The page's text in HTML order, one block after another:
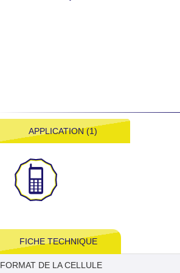
APPLICATION (1)
FICHE TECHNIQUE
FORMAT DE LA CELLULE